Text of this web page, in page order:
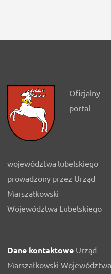
Oficjalny
portal
województwa lubelskiego
prowadzony przez Urząd
Marszałkowski
Województwa Lubelskiego
Dane kontaktowe Urząd
Marszałkowski Województwa